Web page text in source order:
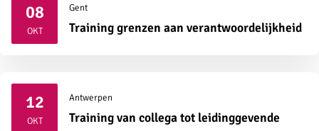
08
OKT2026
Gent
Training grenzen aan verantwoordelijkheid
12
OKT2026
Antwerpen
Training van collega tot leidinggevende